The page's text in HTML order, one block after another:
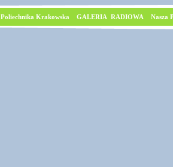
Poliechnika Krakowska GALERIA RADIOWA Nasza